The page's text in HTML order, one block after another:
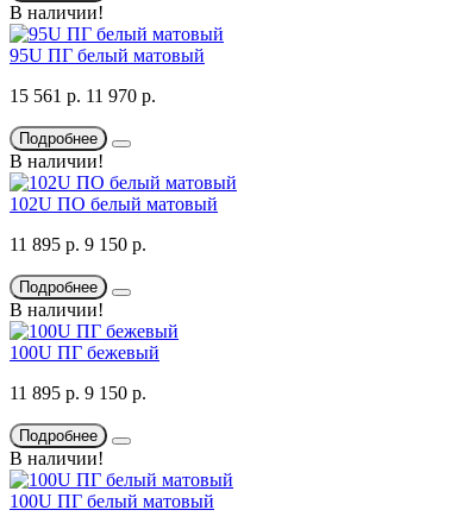
В наличии!
95U ПГ белый матовый
15 561 р. 11 970 р.
Подробнее
В наличии!
102U ПО белый матовый
11 895 р. 9 150 р.
Подробнее
В наличии!
100U ПГ бежевый
11 895 р. 9 150 р.
Подробнее
В наличии!
100U ПГ белый матовый